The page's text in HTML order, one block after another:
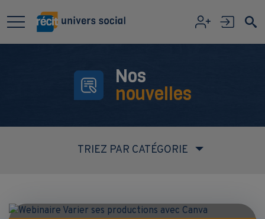
Nos
nouvelles
TRIEZ PAR CATÉGORIE